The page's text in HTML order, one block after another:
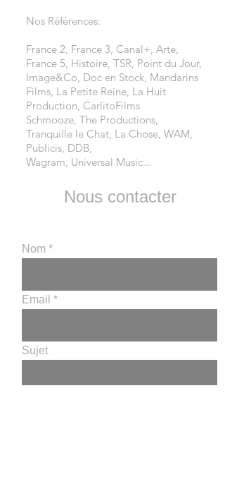
Nous contacter
Nos Références:
France 2, France 3, Canal+, Arte,
France 5, Histoire, TSR, Point du Jour,
Image&Co, Doc en Stock, Mandarins
Films, La Petite Reine, La Huit
Production, CarlitoFilms
Schmooze, The Productions,
Tranquille le Chat, La Chose, WAM,
Publicis, DDB,
Wagram, Universal Music...
Nom
Email
Sujet